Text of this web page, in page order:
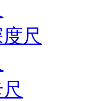
尺